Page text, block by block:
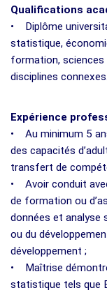
Qualifications
• Diplôme
statistique,
formation, sciences
disciplines connexes.
Expérience
• Au minimum 5
des capacités
transfert de
• Avoir conduit
de formation ou
données et analyse
ou du
développement ;
• Maîtrise
statistique tels que